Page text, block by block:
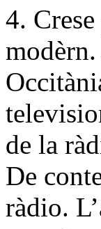
4.
de la
De
ràdio.